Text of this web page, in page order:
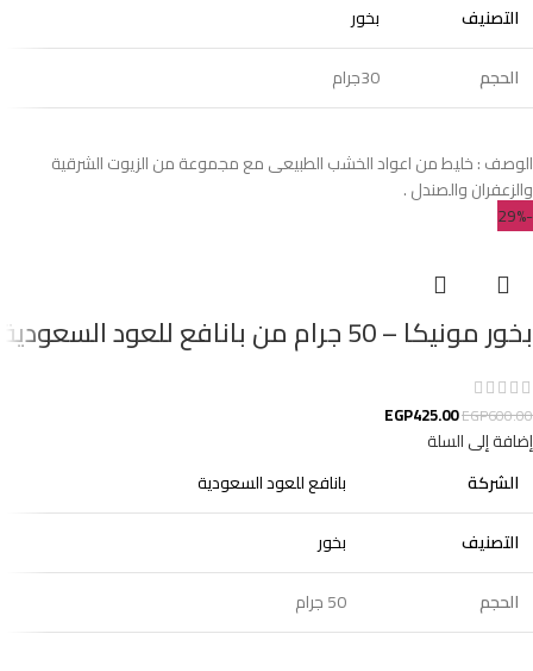
التصنيف
بخور
الحجم
30جرام
الوصف : خليط من اعواد الخشب الطبيعى مع مجموعة من الزيوت الشرقية
والزعفران والصندل .
-29%
بخور مونيكا – 50 جرام من بانافع للعود السعودية
EGP600.00
EGP425.00
إضافة إلى السلة
الشركة
بانافع للعود السعودية
التصنيف
بخور
الحجم
50 جرام